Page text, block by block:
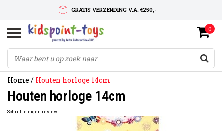
GRATIS VERZENDING V.A. €250,-
SNELLE LEVERTIJD
SERVICE OP MAAT
0
Home / Houten horloge 14cm
Houten horloge 14cm
Schrijf je eigen review